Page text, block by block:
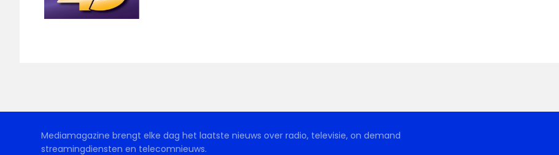
Mediamagazine brengt elke dag het laatste nieuws over radio, televisie, on demand
streamingdiensten en telecomnieuws.